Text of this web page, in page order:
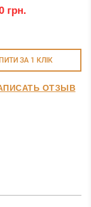
грн.
ЗА 1 КЛIК
ОТЗЫВ